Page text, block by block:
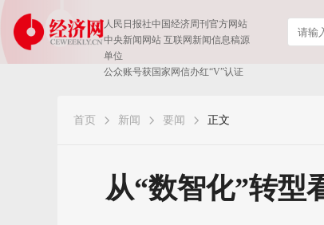
人民日报社中国经济周刊官方网站
中央新闻网站 互联网新闻信息稿源
单位
公众账号获国家网信办红“V”认证
首页 新闻 要闻 正文
从“数智化”转型